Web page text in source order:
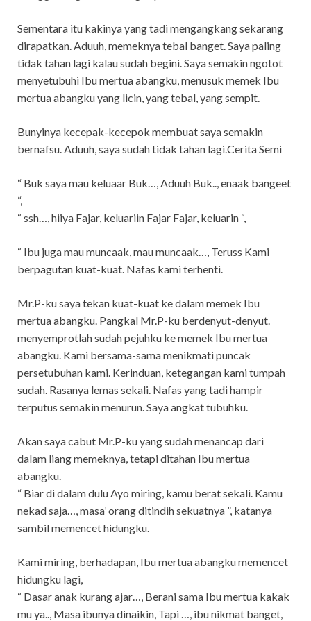
Sementara itu kakinya yang tadi mengangkang sekarang
dirapatkan. Aduuh, memeknya tebal banget. Saya paling
tidak tahan lagi kalau sudah begini. Saya semakin ngotot
menyetubuhi Ibu mertua abangku, menusuk memek Ibu
mertua abangku yang licin, yang tebal, yang sempit.
Bunyinya kecepak-kecepok membuat saya semakin
bernafsu. Aduuh, saya sudah tidak tahan lagi.Cerita Semi
“ Buk saya mau keluaar Buk…, Aduuh Buk.., enaak bangeet
“,
“ ssh…, hiiya Fajar, keluariin Fajar Fajar, keluarin “,
“ Ibu juga mau muncaak, mau muncaak…, Teruss Kami
berpagutan kuat-kuat. Nafas kami terhenti.
Mr.P-ku saya tekan kuat-kuat ke dalam memek Ibu
mertua abangku. Pangkal Mr.P-ku berdenyut-denyut.
menyemprotlah sudah pejuhku ke memek Ibu mertua
abangku. Kami bersama-sama menikmati puncak
persetubuhan kami. Kerinduan, ketegangan kami tumpah
sudah. Rasanya lemas sekali. Nafas yang tadi hampir
terputus semakin menurun. Saya angkat tubuhku.
Akan saya cabut Mr.P-ku yang sudah menancap dari
dalam liang memeknya, tetapi ditahan Ibu mertua
abangku.
“ Biar di dalam dulu Ayo miring, kamu berat sekali. Kamu
nekad saja…, masa’ orang ditindih sekuatnya ”, katanya
sambil memencet hidungku.
Kami miring, berhadapan, Ibu mertua abangku memencet
hidungku lagi,
“ Dasar anak kurang ajar…, Berani sama Ibu mertua kakak
mu ya.., Masa ibunya dinaikin, Tapi …, ibu nikmat banget,